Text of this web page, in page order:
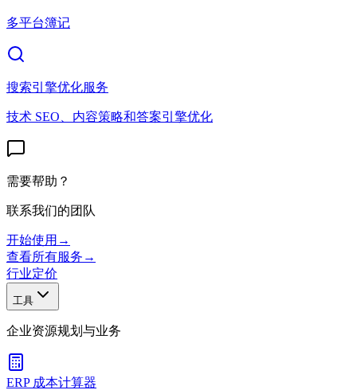
多平台簿记
搜索引擎优化服务
技术 SEO、内容策略和答案引擎优化
需要帮助？
联系我们的团队
开始使用 →
查看所有服务 →
行业定价
工具
企业资源规划与业务
ERP 成本计算器